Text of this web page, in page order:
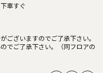
車すぐ
ございますのでご了承下さい。
でご了承下さい。（同フロアの